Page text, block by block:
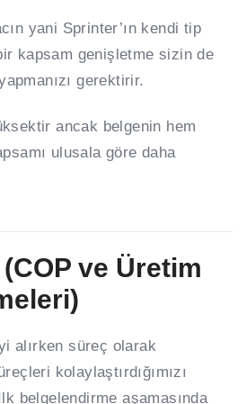
yani Sprinter’ın kendi tip
kapsam genişletme sizin de
gerektirir.
ancak belgenin hem
ulusala göre daha
ve Üretim
alırken süreç olarak
kolaylaştırdığımızı
belgelendirme aşamasında